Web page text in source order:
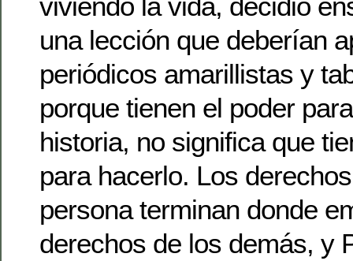
una lección que deberían
periódicos amarillistas y
porque tienen el poder
historia, no significa que
para hacerlo. Los
persona terminan donde
derechos de los demás, y